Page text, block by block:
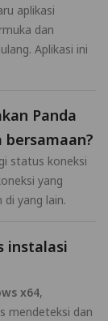
aplikasi
dan
Aplikasi ini
Panda
bersamaan?
status koneksi
yang
yang lain.
instalasi
x64,
mendeteksi dan